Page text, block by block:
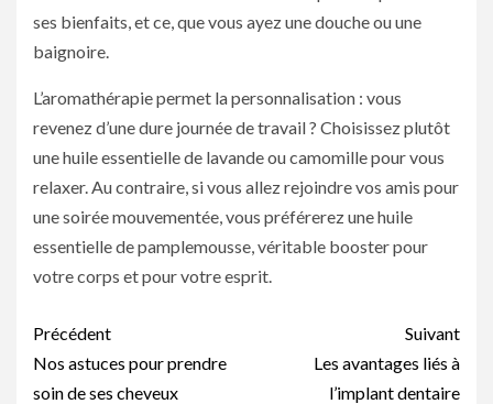
ses bienfaits, et ce, que vous ayez une douche ou une
baignoire.
L’aromathérapie permet la personnalisation : vous
revenez d’une dure journée de travail ? Choisissez plutôt
une huile essentielle de lavande ou camomille pour vous
relaxer. Au contraire, si vous allez rejoindre vos amis pour
une soirée mouvementée, vous préférerez une huile
essentielle de pamplemousse, véritable booster pour
votre corps et pour votre esprit.
Navigation
d’article
Précédent
Nos astuces pour prendre
soin de ses cheveux
Suivant
Les avantages liés à
l’implant dentaire